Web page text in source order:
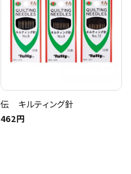
伝 キルティング針
462円